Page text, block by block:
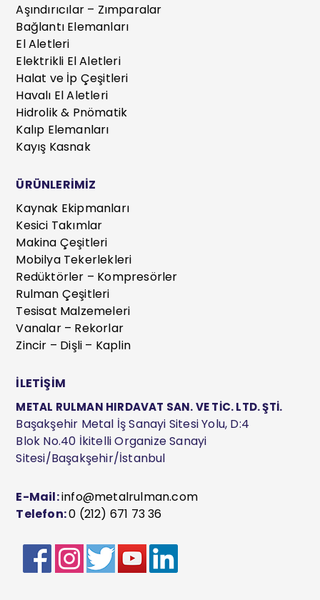
Aşındırıcılar – Zımparalar
Bağlantı Elemanları
El Aletleri
Elektrikli El Aletleri
Halat ve İp Çeşitleri
Havalı El Aletleri
Hidrolik & Pnömatik
Kalıp Elemanları
Kayış Kasnak
ÜRÜNLERİMİZ
Kaynak Ekipmanları
Kesici Takımlar
Makina Çeşitleri
Mobilya Tekerlekleri
Redüktörler – Kompresörler
Rulman Çeşitleri
Tesisat Malzemeleri
Vanalar – Rekorlar
Zincir – Dişli – Kaplin
İLETİŞİM
METAL RULMAN HIRDAVAT SAN. VE TİC. LTD. ŞTİ.
Başakşehir Metal İş Sanayi Sitesi Yolu, D:4
Blok No.40 İkitelli Organize Sanayi
Sitesi/Başakşehir/İstanbul
E-Mail:info@metalrulman.com
Telefon:0 (212) 671 73 36